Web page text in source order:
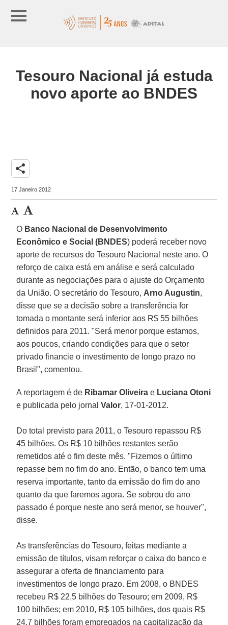
Tesouro Nacional já estuda
novo aporte ao BNDES
share
17 Janeiro 2012
O Banco Nacional de Desenvolvimento
Econômico e Social (BNDES) poderá receber novo
aporte de recursos do Tesouro Nacional neste ano. O
reforço de caixa está em análise e será calculado
durante as negociações para o ajuste do Orçamento
da União. O secretário do Tesouro, Arno Augustin,
disse que se a decisão sobre a transferência for
tomada o montante será inferior aos R$ 55 bilhões
definidos para 2011. "Será menor porque estamos,
aos poucos, criando condições para que o setor
privado financie o investimento de longo prazo no
Brasil", comentou.
A reportagem é de Ribamar Oliveira e Luciana Otoni
e publicada pelo jornalValor, 17-01-2012.
Do total previsto para 2011, o Tesouro repassou R$
45 bilhões. Os R$ 10 bilhões restantes serão
remetidos até o fim deste mês. "Fizemos o último
repasse bem no fim do ano. Então, o banco tem uma
reserva importante, tanto da emissão do fim do ano
quanto da que faremos agora. Se sobrou do ano
passado é porque neste ano será menor, se houver",
disse.
As transferências do Tesouro, feitas mediante a
emissão de títulos, visam reforçar o caixa do banco e
assegurar a oferta de financiamento para
investimentos de longo prazo. Em 2008, o BNDES
recebeu R$ 22,5 bilhões do Tesouro; em 2009, R$
100 bilhões; em 2010, R$ 105 bilhões, dos quais R$
24,7 bilhões foram empregados na capitalização da